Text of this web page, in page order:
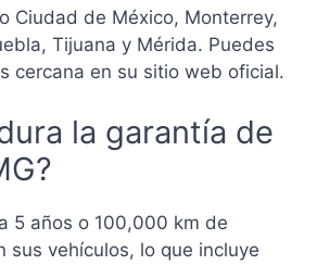
Ciudad de México, Monterrey,
Tijuana y Mérida. Puedes
cercana en su sitio web oficial.
la garantía de
5 años o 100,000 km de
sus vehículos, lo que incluye